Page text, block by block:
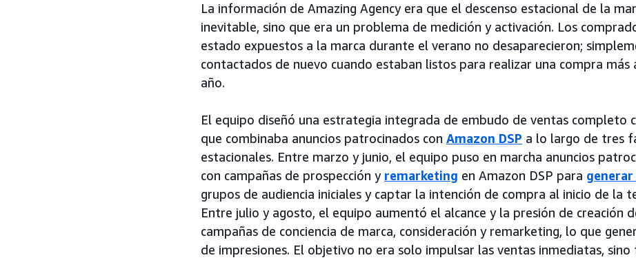
La información de Amazing Agency era que el descenso estacional de la
inevitable, sino que era un problema de medición y activación. Los
estado expuestos a la marca durante el verano no desaparecieron;
contactados de nuevo cuando estaban listos para realizar una compra más
año.
El equipo diseñó una estrategia integrada de embudo de ventas completo
que combinaba anuncios patrocinados con Amazon DSP a lo largo de tres
estacionales. Entre marzo y junio, el equipo puso en marcha anuncios
con campañas de prospección y remarketing en Amazon DSP para generar
grupos de audiencia iniciales y captar la intención de compra al inicio de la
Entre julio y agosto, el equipo aumentó el alcance y la presión de creación
campañas de conciencia de marca, consideración y remarketing, lo que
de impresiones. El objetivo no era solo impulsar las ventas inmediatas, sino